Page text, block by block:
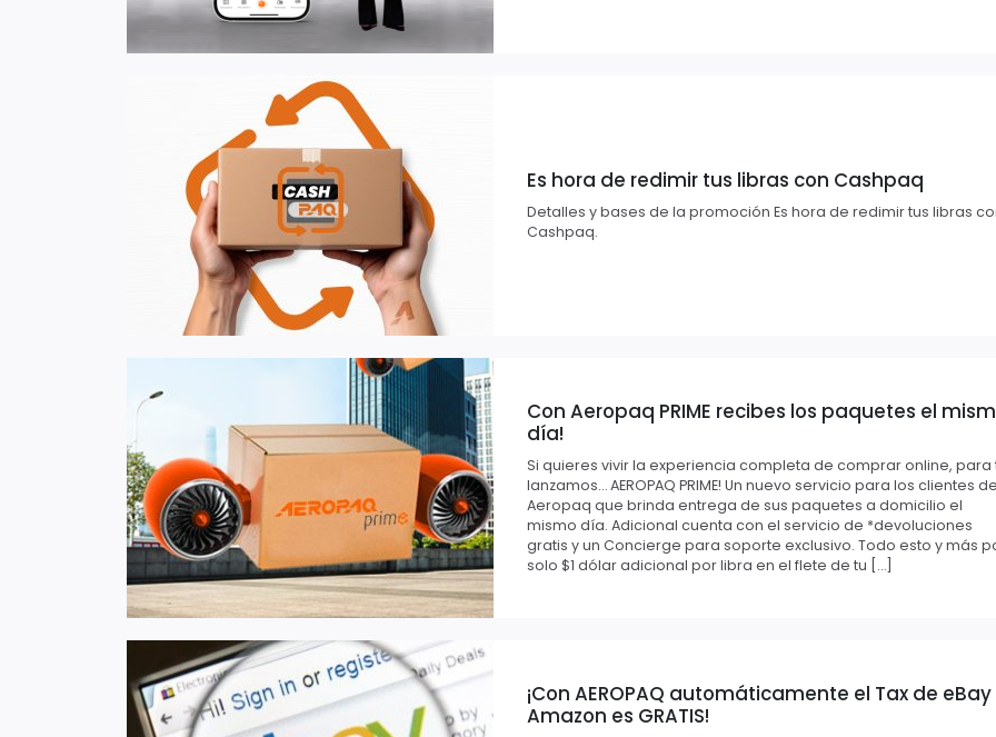
Es hora de redimir tus libras con Cashpaq
Detalles y bases de la promoción Es hora de redimir tus libras
Cashpaq.
Con Aeropaq PRIME recibes los paquetes el
día!
Si quieres vivir la experiencia completa de comprar online, para
lanzamos… AEROPAQ PRIME! Un nuevo servicio para los clientes de
Aeropaq que brinda entrega de sus paquetes a domicilio el
mismo día. Adicional cuenta con el servicio de *devoluciones
gratis y un Concierge para soporte exclusivo. Todo esto y más
solo $1 dólar adicional por libra en el flete de tu […]
¡Con AEROPAQ automáticamente el Tax de eBay
Amazon es GRATIS!